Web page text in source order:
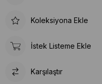
Koleksiyona Ekle
İstek Listeme Ekle
Karşılaştır